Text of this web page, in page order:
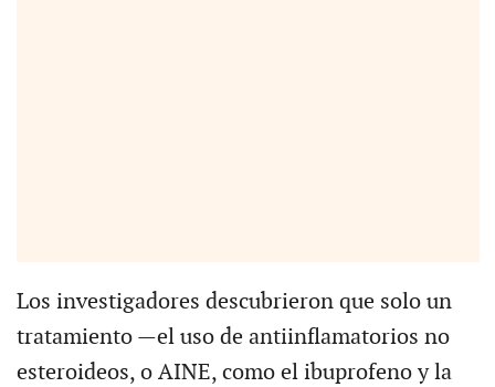
Los investigadores descubrieron que solo un
tratamiento —el uso de antiinflamatorios no
esteroideos, o AINE, como el ibuprofeno y la